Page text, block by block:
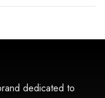
dedicated to